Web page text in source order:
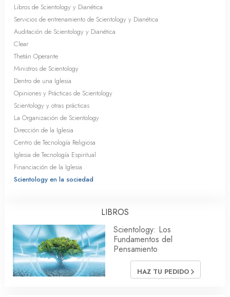
Libros de Scientology y Dianética
Servicios de entrenamiento de Scientology y Dianética
Auditación de Scientology y Dianética
Clear
Thetán Operante
Ministros de Scientology
Dentro de una Iglesia
Opiniones y Prácticas de Scientology
Scientology y otras prácticas
La Organización de Scientology
Dirección de la Iglesia
Centro de Tecnología Religiosa
Iglesia de Tecnología Espiritual
Financiación de la Iglesia
Scientology en la sociedad
LIBROS
Scientology: Los
Fundamentos del
Pensamiento
HAZ TU PEDIDO